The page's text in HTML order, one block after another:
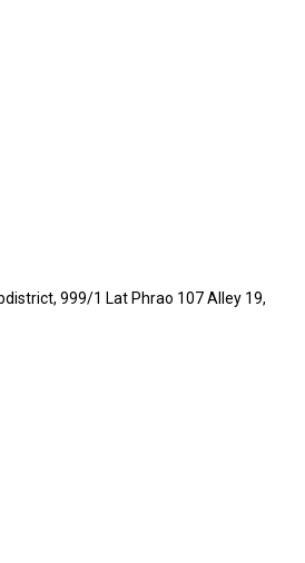
999/1 Lat Phrao 107 Alley 19,